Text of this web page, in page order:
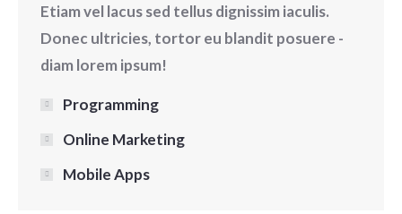
Etiam vel lacus sed tellus dignissim iaculis.
Donec ultricies, tortor eu blandit posuere -
diam lorem ipsum!
Programming
Online Marketing
Mobile Apps